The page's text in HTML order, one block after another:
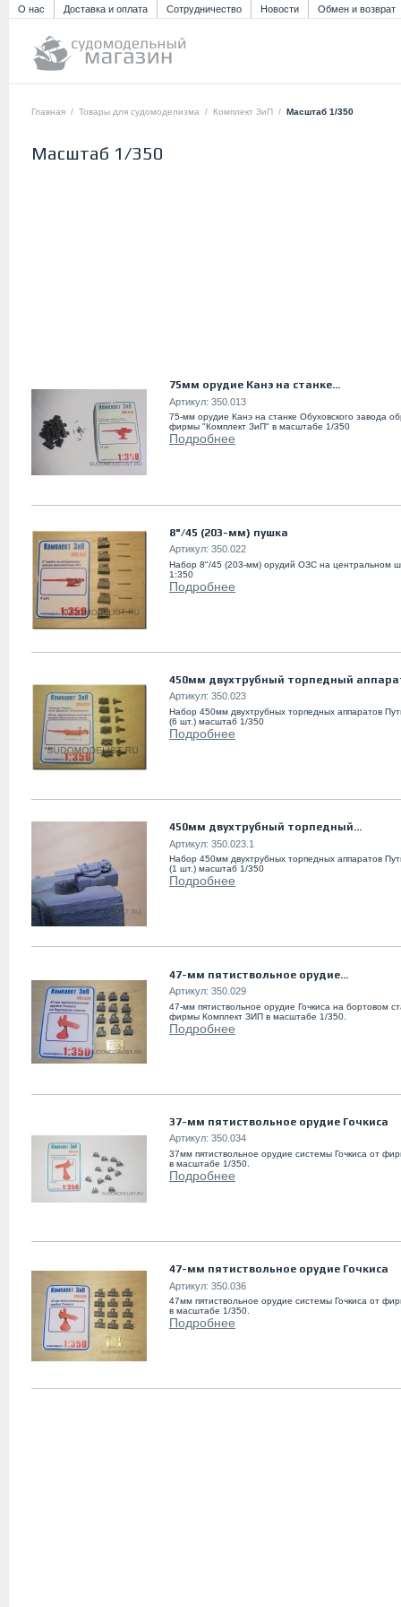
О нас Доставка и оплата Сотрудничество Новости Обмен и возврат
Главная / Товары для судомоделизма / Комплект ЗиП / Масштаб 1/350
Масштаб 1/350
75мм орудие Канэ на станке...
Артикул: 350.013
75-мм орудие Канэ на станке Обуховского завода
фирмы "Комплект ЗиП" в масштабе 1/350
Подробнее
8"/45 (203-мм) пушка
Артикул: 350.022
Набор 8"/45 (203-мм) орудий ОЗС на центральном
1:350
Подробнее
450мм двухтрубный торпедный
Артикул: 350.023
Набор 450мм двухтрубных торпедных аппаратов
(6 шт.) масштаб 1/350
Подробнее
450мм двухтрубный торпедный...
Артикул: 350.023.1
Набор 450мм двухтрубных торпедных аппаратов
(1 шт.) масштаб 1/350
Подробнее
47-мм пятиствольное орудие...
Артикул: 350.029
47-мм пятиствольное орудие Гочкиса на бортовом
фирмы Комплект ЗИП в масштабе 1/350.
Подробнее
37-мм пятиствольное орудие Гочкиса
Артикул: 350.034
37мм пятиствольное орудие системы Гочкиса от
в масштабе 1/350.
Подробнее
47-мм пятиствольное орудие Гочкиса
Артикул: 350.036
47мм пятиствольное орудие системы Гочкиса от
в масштабе 1/350.
Подробнее